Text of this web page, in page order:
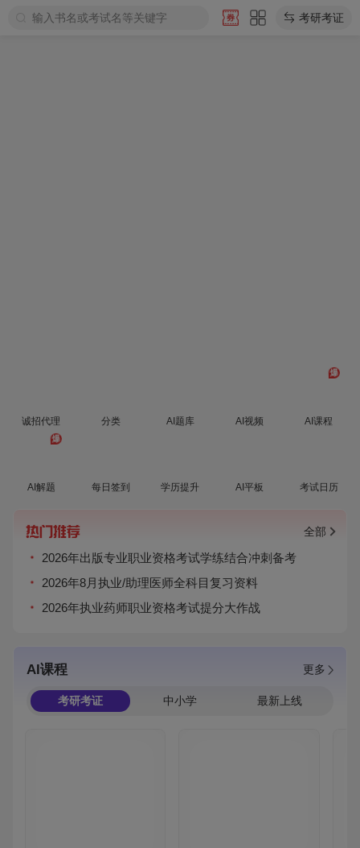
输入书名或考试名等关键字 考研考证
诚招代理 分类 AI题库 AI视频
爆
AI课程
爆
AI解题 每日签到 学历提升 AI平板 考试日历
全部
2026年出版专业职业资格考试学练结合冲刺备考
2026年8月执业/助理医师全科目复习资料
2026年执业药师职业资格考试提分大作战
AI课程 更多
考研考证 中小学 最新上线